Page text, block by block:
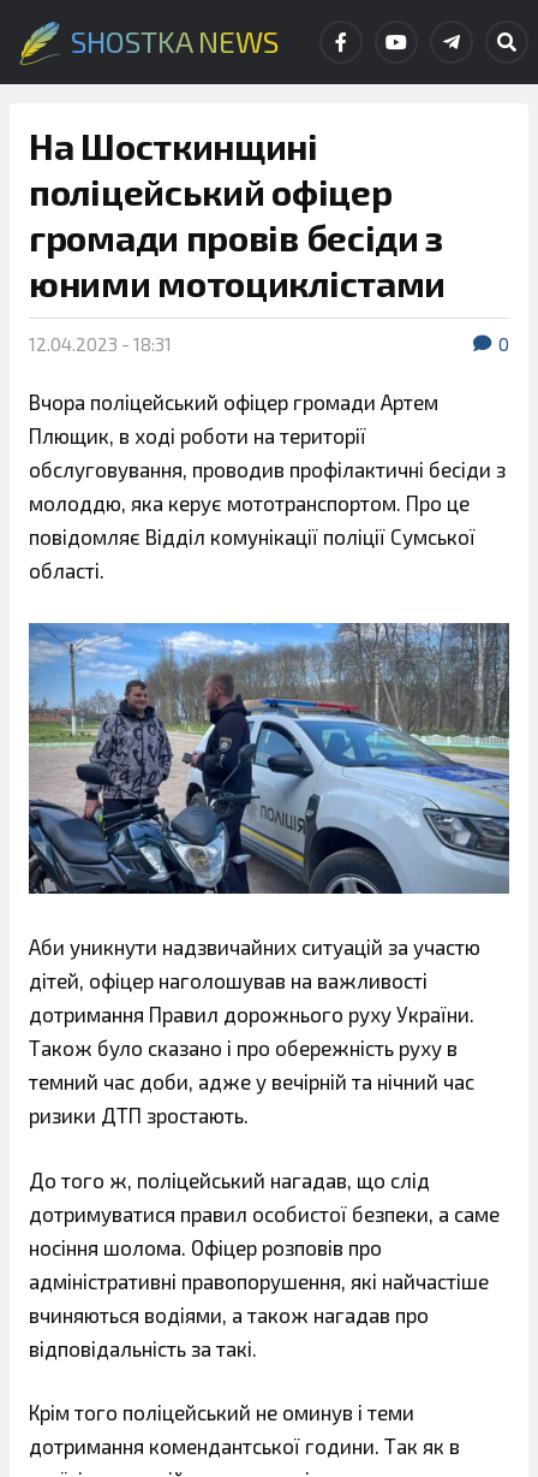
SHOSTKA NEWS
На Шосткинщині
поліцейський офіцер
громади провів бесіди з
юними мотоциклістами
12.04.2023 - 18:31 0
Вчора поліцейський офіцер громади Артем
Плющик, в ході роботи на території
обслуговування, проводив профілактичні бесіди з
молоддю, яка керує мототранспортом. Про це
повідомляє Відділ комунікації поліції Сумської
області.
Аби уникнути надзвичайних ситуацій за участю
дітей, офіцер наголошував на важливості
дотримання Правил дорожнього руху України.
Також було сказано і про обережність руху в
темний час доби, адже у вечірній та нічний час
ризики ДТП зростають.
До того ж, поліцейський нагадав, що слід
дотримуватися правил особистої безпеки, а саме
носіння шолома. Офіцер розповів про
адміністративні правопорушення, які найчастіше
вчиняються водіями, а також нагадав про
відповідальність за такі.
Крім того поліцейський не оминув і теми
дотримання комендантської години. Так як в